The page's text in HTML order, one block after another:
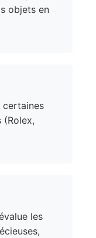
objets en
certaines
(Rolex,
les